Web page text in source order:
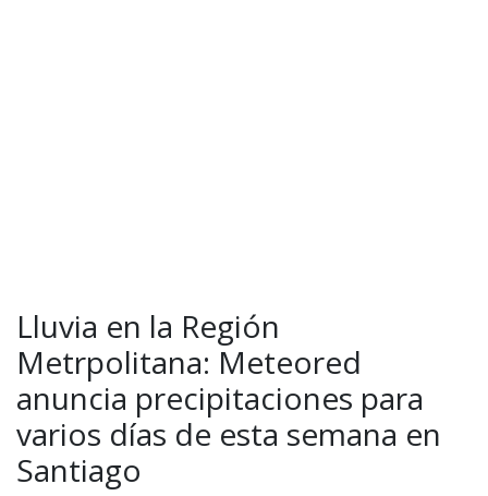
Lluvia en la Región
Metrpolitana: Meteored
anuncia precipitaciones para
varios días de esta semana en
Santiago